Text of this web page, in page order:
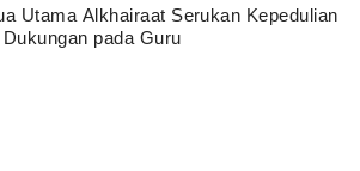
Utama Alkhairaat Serukan Kepedulian
pada Guru